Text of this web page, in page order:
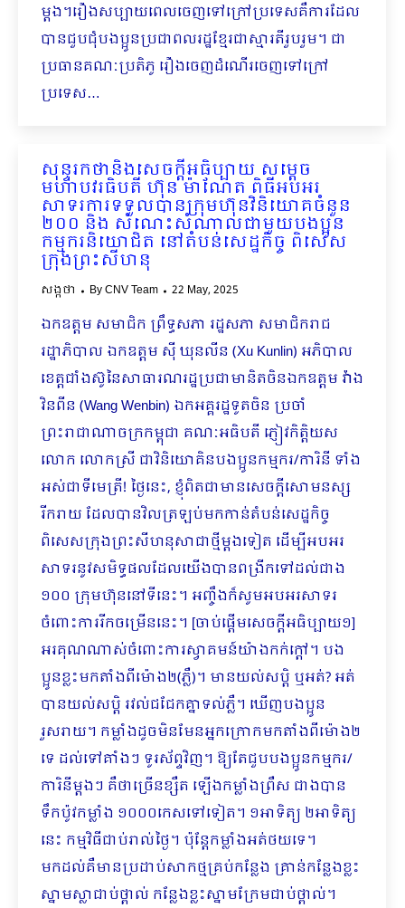
ម្ដង។រឿងសប្បាយពេលចេញទៅក្រៅប្រទេសគឺការដែល
បានជួបជុំបងប្អូនប្រជាពលរដ្ឋខ្មែរជាស្មារតីរួបរួម។ ជា
ប្រធានគណៈប្រតិភូ រឿងចេញដំណើរចេញទៅក្រៅ
ប្រទេស…
សុន្ទរកថានិងសេចក្ដីអធិប្បាយ សម្ដេច
មហាបវរធិបតី ហ៊ុន ម៉ាណែត ពិធីអបអរ
សាទរការទទួលបានក្រុមហ៊ុនវិនិយោគចំនួន
២០០ និង សំណេះសំណាលជាមួយបងប្អូន
កម្មករនិយោជិត នៅតំបន់សេដ្ឋកិច្ច ពិសេស
ក្រុងព្រះសីហនុ
សង្កថា ByCNV Team 22 May, 2025
ឯកឧត្តម សមាជិក ព្រឹទ្ធសភា រដ្ឋសភា សមាជិករាជ
រដ្ឋាភិបាល ឯកឧត្តម ស៊ី ឃុនលីន (Xu Kunlin) អភិបាល
ខេត្តជាំងស៊ូនៃសាធារណរដ្ឋប្រជាមានិតចិនឯកឧត្តម វ៉ាង
វិនពីន (Wang Wenbin) ឯកអគ្គរដ្ឋទូតចិន ប្រចាំ
ព្រះរាជាណាចក្រកម្ពុជា គណៈអធិបតី ភ្ញៀវកិត្តិយស
លោក លោកស្រី ជាវិនិយោគិនបងប្អូនកម្មករ/ការិនី ទាំង
អស់ជាទីមេត្រី! ថ្ងៃនេះ, ខ្ញុំពិតជាមានសេចក្តីសោមនស្ស
រីករាយ ដែលបានវិលត្រឡប់មកកាន់តំបន់សេដ្ឋកិច្ច​
ពិសេសក្រុងព្រះសីហនុសាជាថ្មីម្ដងទៀត ដើម្បីអបអរ
សាទរនូវសមិទ្ធផលដែលយើងបានពង្រីកទៅដល់ជាង
១០០ ក្រុមហ៊ុននៅទីនេះ។ អញ្ចឹងក៏សូមអបអរសាទរ
ចំពោះការរីកចម្រើននេះ។ [ចាប់ផ្តើមសេចក្តីអធិប្បាយ១]
អរគុណណាស់ចំពោះការស្វាគមន៍យ៉ាងកក់ក្តៅ។ បង
ប្អូនខ្លះមកតាំងពីម៉ោង២(ភ្លឺ)។ មានយល់សប្តិ ឬអត់? អត់
បានយល់សប្តិ រវល់ជជែកគ្នាទល់ភ្លឺ។ ឃើញបងប្អូន
រួសរាយ។ កម្លាំងដូចមិនមែនអ្នកក្រោកមកតាំងពីម៉ោង២
ទេ ដល់ទៅគាំងៗ ទូរស័ព្ទវិញ។ ឱ្យតែជួបបងប្អូនកម្មករ/
ការិនីម្តងៗ គឺថាច្រើនខ្សឺត ឡើងកម្លាំងព្រឺស ជាងបាន
ទឹកប៉ូវកម្លាំង ១០០០កេសទៅទៀត។ ១អាទិត្យ ២អាទិត្យ
នេះ កម្មវិធីជាប់រាល់ថ្ងៃ។ ប៉ុន្តែកម្លាំងអត់ថយទេ។
មកដល់គឺមានប្រដាប់សាកថ្មគ្រប់កន្លែង គ្រាន់កន្លែងខ្លះ
ស្នាមស្លាជាប់ថ្ពាល់ កន្លែងខ្លះស្នាមក្រែមជាប់ថ្ពាល់។